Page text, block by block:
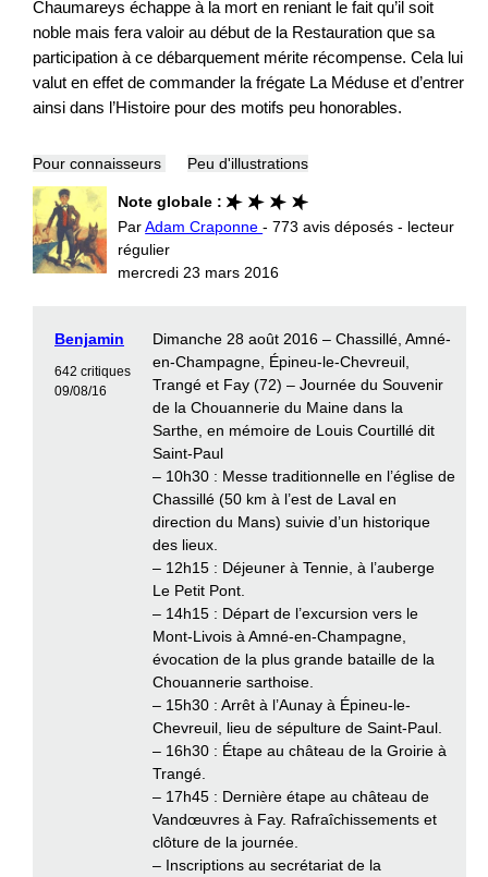
Chaumareys échappe à la mort en reniant le fait qu’il soit
noble mais fera valoir au début de la Restauration que sa
participation à ce débarquement mérite récompense. Cela lui
valut en effet de commander la frégate La Méduse et d’entrer
ainsi dans l’Histoire pour des motifs peu honorables.
Pour connaisseurs Peu d'illustrations
Note globale :
ParAdam Craponne- 773 avis déposés - lecteur
régulier
mercredi 23 mars 2016
Benjamin
642 critiques
09/08/16
Dimanche 28 août 2016 – Chassillé, Amné-
en-Champagne, Épineu-le-Chevreuil,
Trangé et Fay (72) – Journée du Souvenir
de la Chouannerie du Maine dans la
Sarthe, en mémoire de Louis Courtillé dit
Saint-Paul
– 10h30 : Messe traditionnelle en l’église de
Chassillé (50 km à l’est de Laval en
direction du Mans) suivie d’un historique
des lieux.
– 12h15 : Déjeuner à Tennie, à l’auberge
Le Petit Pont.
– 14h15 : Départ de l’excursion vers le
Mont-Livois à Amné-en-Champagne,
évocation de la plus grande bataille de la
Chouannerie sarthoise.
– 15h30 : Arrêt à l’Aunay à Épineu-le-
Chevreuil, lieu de sépulture de Saint-Paul.
– 16h30 : Étape au château de la Groirie à
Trangé.
– 17h45 : Dernière étape au château de
Vandœuvres à Fay. Rafraîchissements et
clôture de la journée.
– Inscriptions au secrétariat de la